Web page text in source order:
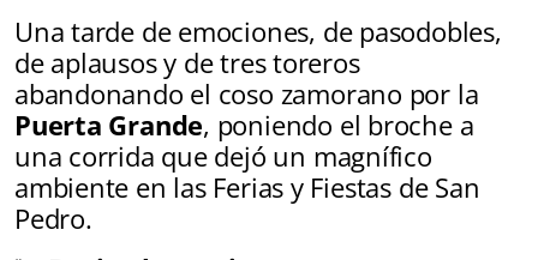
Una tarde de emociones, de pasodobles,
de aplausos y de tres toreros
abandonando el coso zamorano por la
Puerta Grande, poniendo el broche a
una corrida que dejó un magnífico
ambiente en las Ferias y Fiestas de San
Pedro.